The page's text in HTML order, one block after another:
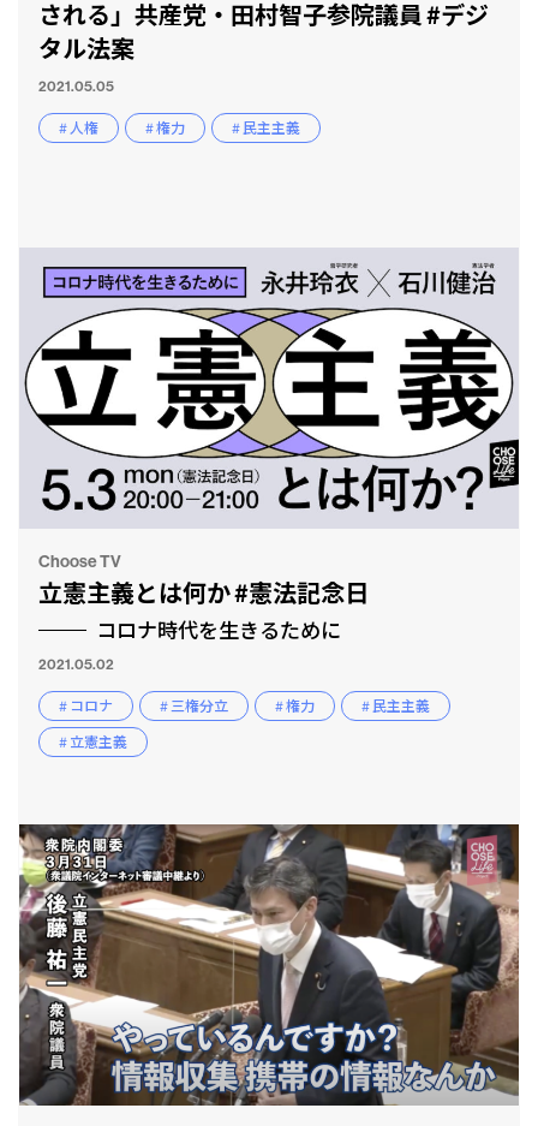
される」共産党・田村智子参院議員 #デジ
タル法案
2021.05.05
# 人権 # 権力 # 民主主義
Choose TV
立憲主義とは何か #憲法記念日
コロナ時代を生きるために
2021.05.02
# コロナ # 三権分立 # 権力
# 民主主義
# 立憲主義